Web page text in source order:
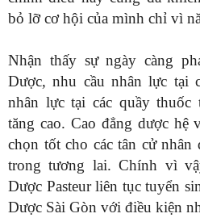
bỏ lỡ cơ hội của mình chỉ vì
Nhận thấy sự ngày càng
Dược, nhu cầu nhân lực tại
nhân lực tại các quầy thuốc
tăng cao. Cao đẳng dược hệ
chọn tốt cho các tân cử
trong tương lai. Chính vì
Dược Pasteur liên tục tuyển
Dược Sài Gòn với điều kiện